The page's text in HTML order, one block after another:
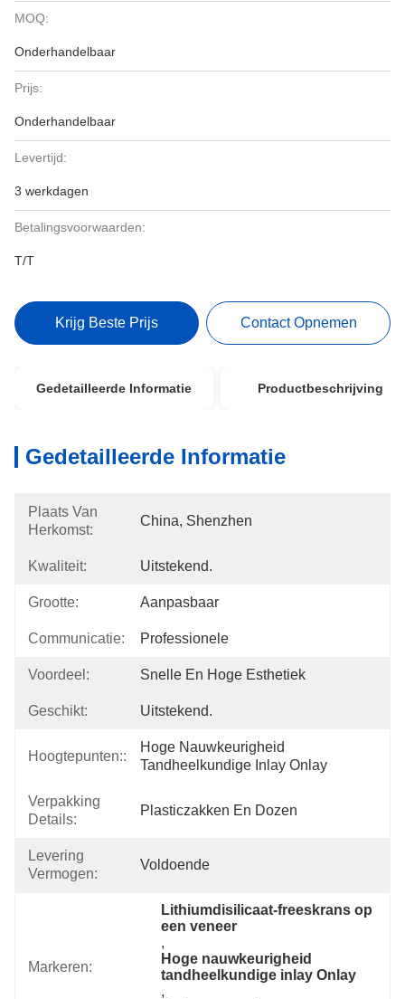
MOQ:
Onderhandelbaar
Prijs:
Onderhandelbaar
Levertijd:
3 werkdagen
Betalingsvoorwaarden:
T/T
Krijg Beste Prijs Contact Opnemen
Gedetailleerde Informatie Productbeschrijving
Gedetailleerde Informatie
Plaats Van
Herkomst:
China, Shenzhen
Kwaliteit: Uitstekend.
Grootte: Aanpasbaar
Communicatie: Professionele
Voordeel: Snelle En Hoge Esthetiek
Geschikt: Uitstekend.
Hoogtepunten::
Hoge Nauwkeurigheid
Tandheelkundige Inlay Onlay
Verpakking
Details:
Plasticzakken En Dozen
Levering
Vermogen:
Voldoende
Markeren:
Lithiumdisilicaat-freeskrans op
een veneer
,
Hoge nauwkeurigheid
tandheelkundige inlay Onlay
,